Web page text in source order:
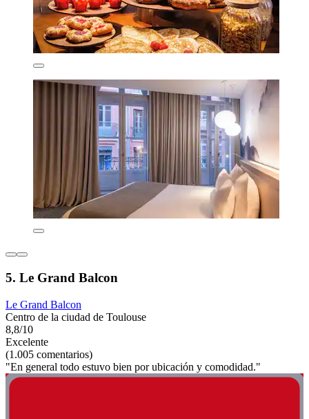
5. Le Grand Balcon
Le Grand Balcon
Centro de la ciudad de Toulouse
8,8/10
Excelente
(1.005 comentarios)
"En general todo estuvo bien por ubicación y comodidad."